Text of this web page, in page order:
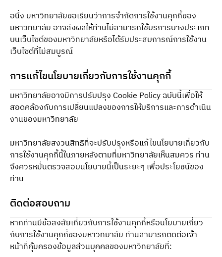
อนึ่ง มหาวิทยาลัยขอเรียนว่าการจำกัดการใช้งานคุกกี้ของ
มหาวิทยาลัย อาจส่งผลให้ท่านไม่สามารถใช้บริการบางประเภท
บนเว็บไซต์ของมหาวิทยาลัยหรือได้รับประสบการณ์การใช้งาน
เว็บไซต์ที่ไม่สมบูรณ์
การแก้ไขนโยบายเกี่ยวกับการใช้งานคุกกี้
มหาวิทยาลัยอาจมีการปรับปรุง Cookie Policy ฉบับนี้เพื่อให้
สอดคล้องกับการเปลี่ยนแปลงของการให้บริการและการดำเนิน
งานของมหาวิทยาลัย
มหาวิทยาลัยสงวนสิทธิที่จะปรับปรุงหรือแก้ไขนโยบายเกี่ยวกับ
การใช้งานคุกกี้นี้ในภายหลังตามที่มหาวิทยาลัยเห็นสมควร ท่าน
จึงควรหมั่นตรวจสอบนโยบายนี้เป็นระยะๆ เพื่อประโยชน์ของ
ท่าน
ติดต่อสอบถาม
หากท่านมีข้อสงสัยเกี่ยวกับการใช้งานคุกกี้หรือนโยบายเกี่ยว
กับการใช้งานคุกกี้ของมหาวิทยาลัย ท่านสามารถติดต่อเจ้า
หน้าที่คุ้มครองข้อมูลส่วนบุคคลของมหาวิทยาลัยที่: